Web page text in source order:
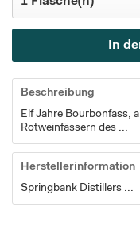
In
Beschreibung
Elf Jahre Bourbonfass,
Rotweinfässern des ...
Herstellerinformation
Springbank Distillers ...